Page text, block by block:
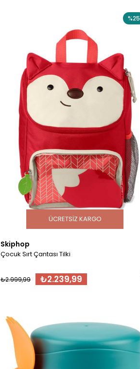
Skiphop
Çocuk Sırt Çantası Tilki
₺2.239,99
₺2.999,99
%25
ÜCRETSIZ KARGO